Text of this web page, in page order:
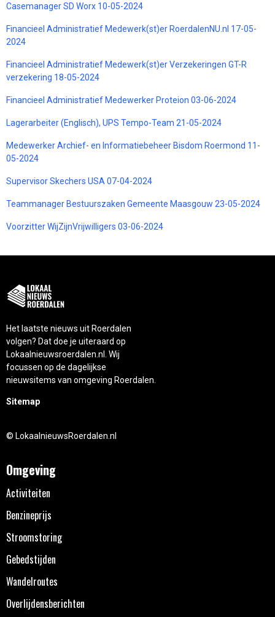
Casemanager SD Worx 10-05-2024
Financieel Administratief Medewerk(st)er RoerdalenNU.nl 17-05-
2024
Financieel Administratief Medewerk(st)er Verzekeringen GT-R
verzekering 18-05-2024
Financieel Administratief Medewerker Proteion 03-06-2024
Lagerarbeiter (Englisch), UPS Tempo-Team 21-05-2024
Medewerker Archief- en Informatiebeheer Bisdom Roermond 11-
05-2024
Supervisor Skechers USA 07-04-2024
Teammanager Bestuurszaken Gemeente Maasgouw 23-05-2024
Voorzitter WijZijnVrijwilligers 03-06-2024
Het laatste nieuws uit Roerdalen
volgen? Dat doe je uiteraard op
Lokaalnieuwsroerdalen.nl. Wij
focussen op de dagelijkse
nieuwsitems van omgeving Roerdalen.
Sitemap
© LokaalnieuwsRoerdalen.nl
Omgeving
Activiteiten
Benzineprijs
Stroomstoring
Gebedstijden
Wandelroutes
Overlijdensberichten